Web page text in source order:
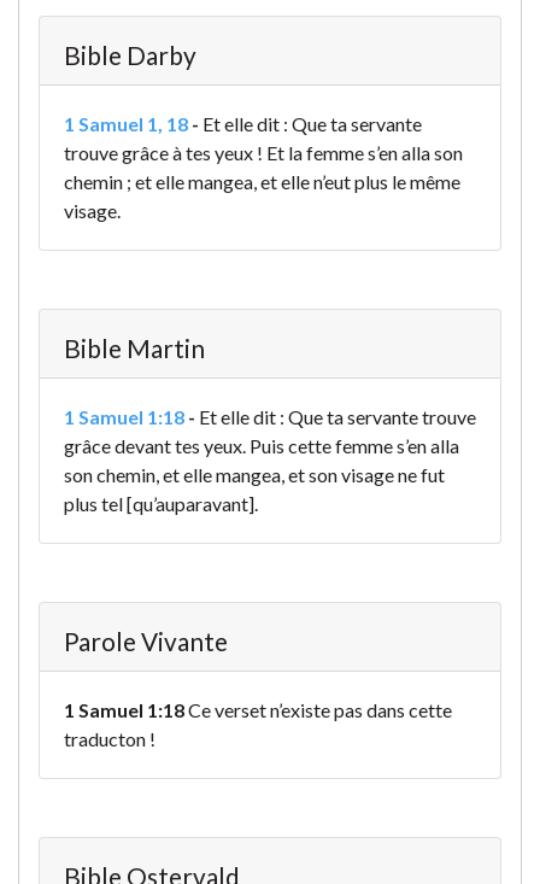
Bible Darby
1 Samuel 1, 18 - Et elle dit : Que ta servante
trouve grâce à tes yeux ! Et la femme s’en alla son
chemin ; et elle mangea, et elle n’eut plus le même
visage.
Bible Martin
1 Samuel 1:18 - Et elle dit : Que ta servante trouve
grâce devant tes yeux. Puis cette femme s’en alla
son chemin, et elle mangea, et son visage ne fut
plus tel [qu’auparavant].
Parole Vivante
1 Samuel 1:18Ce verset n’existe pas dans cette
traducton !
Bible Ostervald